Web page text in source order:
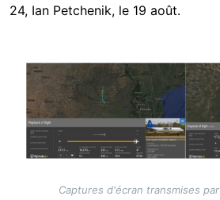
24, Ian Petchenik, le 19 août.
Image
Captures d'écran transmises